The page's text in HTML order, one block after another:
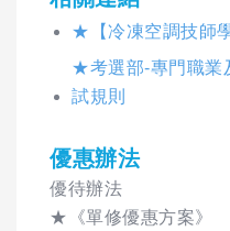
★【冷凍空調技師
★考選部-專門職業
試規則
優惠辦法
優待辦法
★《單修優惠方案》